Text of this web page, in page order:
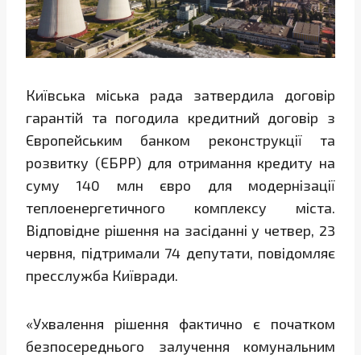
Київська міська рада затвердила договір
гарантій та погодила кредитний договір з
Європейським банком реконструкції та
розвитку (ЄБРР) для отримання кредиту на
суму 140 млн євро для модернізації
теплоенергетичного комплексу міста.
Відповідне рішення на засіданні у четвер, 23
червня, підтримали 74 депутати, повідомляє
пресслужба Київради.
«Ухвалення рішення фактично є початком
безпосереднього залучення комунальним